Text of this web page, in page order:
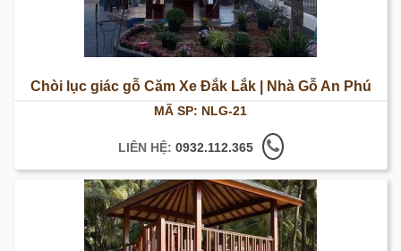
Chòi lục giác gỗ Căm Xe Đắk Lắk | Nhà Gỗ An Phú
MÃ SP: NLG-21
LIÊN HỆ: 0932.112.365